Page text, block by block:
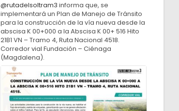
@rutadelsoltram3 informa que, se
implementará un Plan de Manejo de Tránsito
para la construcción de la vía nueva desde la
abscisa K 00+000 a la Abscisa K 00+ 516 Hito
21B1 VN – Tramo 4, Ruta Nacional 4518.
Corredor vial Fundación – Ciénaga
(Magdalena).